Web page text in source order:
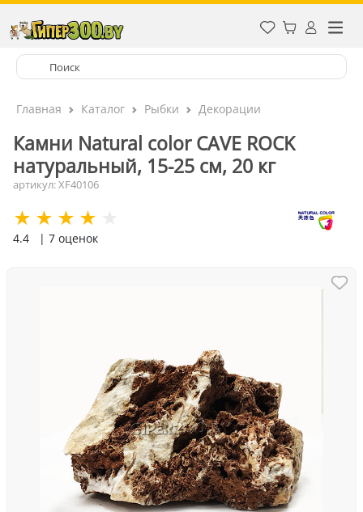
Главная Каталог Рыбки Декорации
Камни Natural color CAVE ROCK
натуральный, 15-25 см, 20 кг
артикул: XF40106
4.4 | 7 оценок